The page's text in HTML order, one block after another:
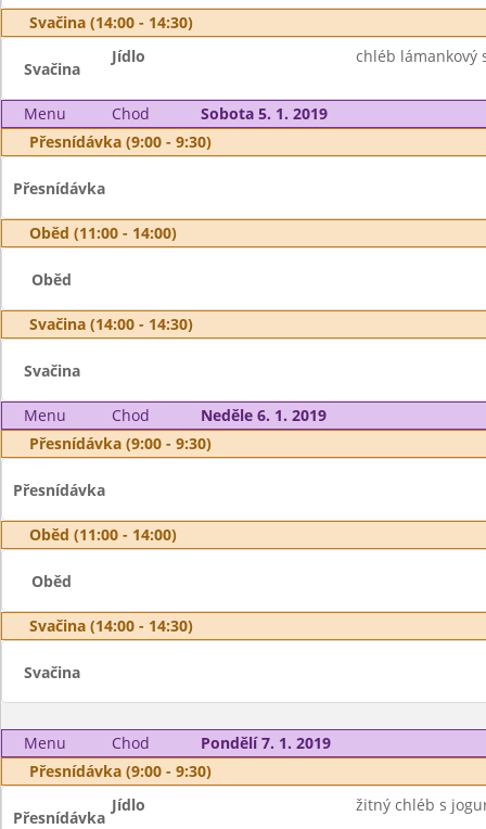
Svačina (14:00 - 14:30)
Svačina
Jídlo chléb lámankový
Menu Chod
Sobota 5. 1. 2019
Přesnídávka (9:00 - 9:30)
Přesnídávka
Oběd (11:00 - 14:00)
Oběd
Svačina (14:00 - 14:30)
Svačina
Menu Chod
Neděle 6. 1. 2019
Přesnídávka (9:00 - 9:30)
Přesnídávka
Oběd (11:00 - 14:00)
Oběd
Svačina (14:00 - 14:30)
Svačina
Menu Chod
Pondělí 7. 1. 2019
Přesnídávka (9:00 - 9:30)
Přesnídávka
Jídlo žitný chléb s